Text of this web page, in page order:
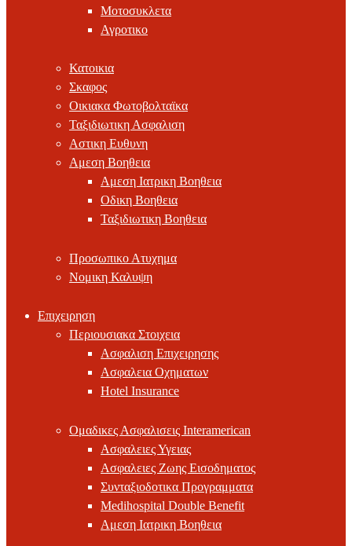
Μοτοσυκλετα
Αγροτικο
Κατοικια
Σκαφος
Οικιακα Φωτοβολταϊκα
Ταξιδιωτικη Ασφαλιση
Αστικη Ευθυνη
Αμεση Βοηθεια
Αμεση Ιατρικη Βοηθεια
Οδικη Βοηθεια
Ταξιδιωτικη Βοηθεια
Προσωπικο Ατυχημα
Νομικη Καλυψη
Επιχειρηση
Περιουσιακα Στοιχεια
Ασφαλιση Επιχειρησης
Ασφαλεια Οχηματων
Hotel Insurance
Ομαδικες Ασφαλισεις Interamerican
Ασφαλειες Υγειας
Ασφαλειες Ζωης Εισοδηματος
Συνταξιοδοτικα Προγραμματα
Medihospital Double Benefit
Αμεση Ιατρικη Βοηθεια